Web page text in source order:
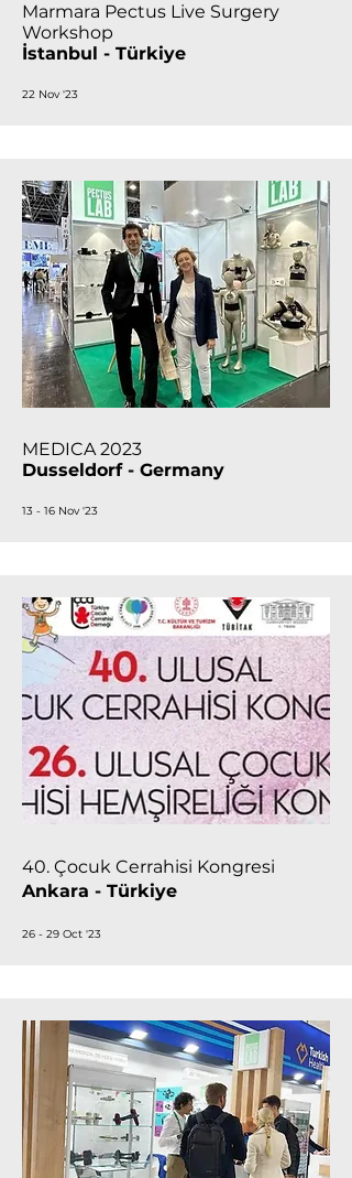
Marmara Pectus Live Surgery
Workshop
İstanbul - Türkiye
22 Nov '23
MEDICA 2023
Dusseldorf - Germany
13 - 16 Nov '23
40. Çocuk Cerrahisi Kongresi
Ankara - Türkiye
26 - 29 Oct '23